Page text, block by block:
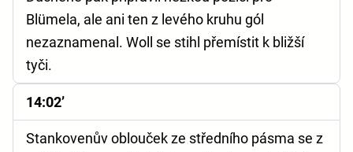
Blümela, ale ani ten z levého kruhu gól
nezaznamenal. Woll se stihl přemístit k bližší
tyči.
14:02’
Stankovenův oblouček ze středního pásma se z